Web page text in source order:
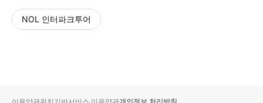
NOL 인터파크투어